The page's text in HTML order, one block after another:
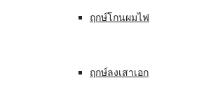
ฤกษ์โกนผมไฟ
ฤกษ์ลงเสาเอก